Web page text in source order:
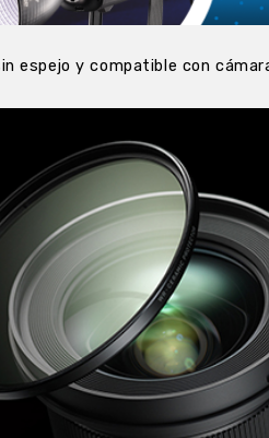
espejo y compatible con